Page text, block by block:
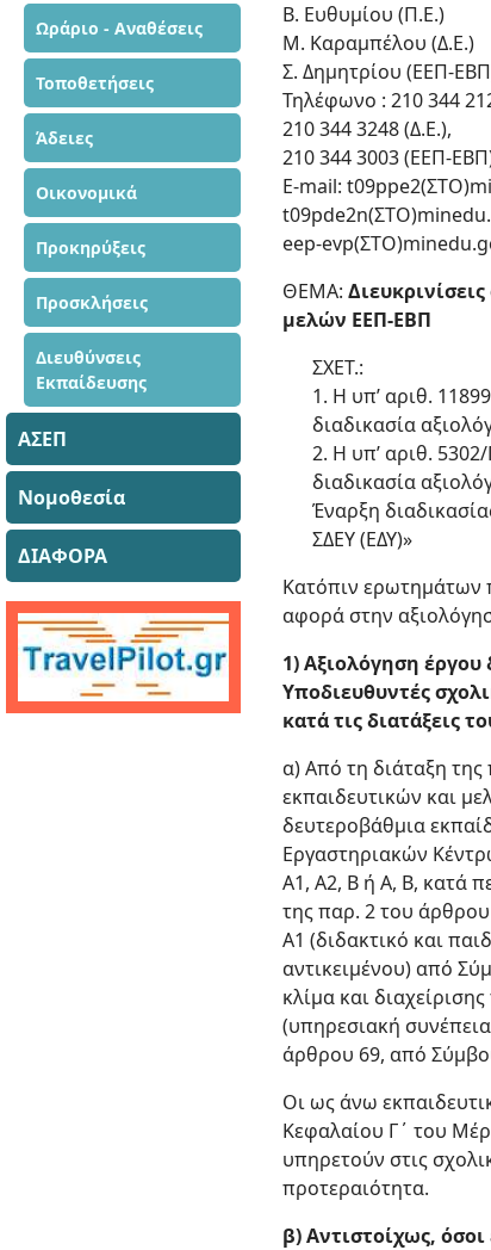
Ωράριο - Αναθέσεις
Τοποθετήσεις
Άδειες
Οικονομικά
Προκηρύξεις
Προσκλήσεις
Διευθύνσεις
Εκπαίδευσης
ΑΣΕΠ
Νομοθεσία
ΔΙΑΦΟΡΑ
Β. Ευθυμίου (Π.Ε.)
Μ. Καραμπέλου (Δ.Ε.)
Σ. Δημητρίου (ΕΕΠ-
Τηλέφωνο : 210 344
210 344 3248 (Δ.Ε.),
210 344 3003 (ΕΕΠ-
E-mail:
eep-
ΘΕΜΑ:
μελών ΕΕΠ-ΕΒΠ
ΣΧΕΤ.:
1. Η υπ’ αριθ.
διαδικασία
2. Η υπ’ αριθ.
διαδικασία
Έναρξη
ΣΔΕΥ (ΕΔΥ)»
Κατόπιν ερωτημάτων
αφορά στην
1) Αξιολόγηση
Υποδιευθυντές
κατά τις διατάξεις
α) Από τη διάταξη
εκπαιδευτικών και
δευτεροβάθμια
Εργαστηριακών
Α1, Α2, Β ή Α, Β, κατά
της παρ. 2 του άρθρου
Α1 (διδακτικό και
αντικειμένου) από
κλίμα και
(υπηρεσιακή
άρθρου 69, από
Οι ως άνω
Κεφαλαίου Γ΄ του
υπηρετούν στις
προτεραιότητα.
β) Αντιστοίχως,